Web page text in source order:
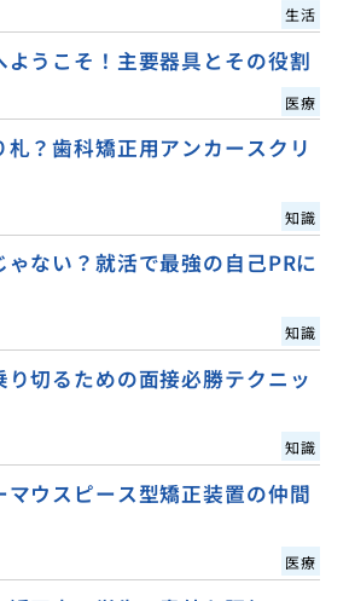
生活
うこそ！主要器具とその役割
医療
？歯科矯正用アンカースクリ
知識
ない？就活で最強の自己PRに
知識
切るための面接必勝テクニッ
知識
ウスピース型矯正装置の仲間
医療